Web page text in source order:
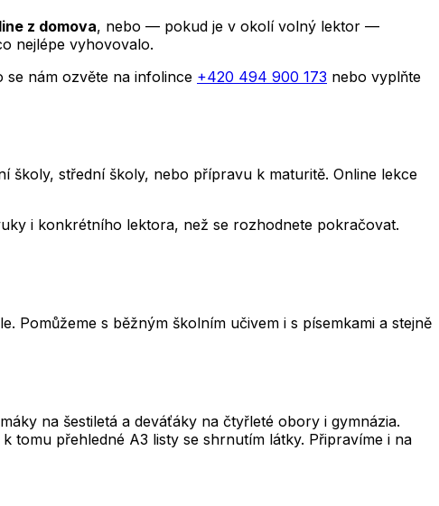
z domova, nebo — pokud je v okolí volný lektor —
nejlépe vyhovovalo.
se nám ozvěte na infolince +420 494 900 173 nebo vyplňte
školy, střední školy, nebo přípravu k maturitě. Online lekce
i konkrétního lektora, než se rozhodnete pokračovat.
Pomůžeme s běžným školním učivem i s písemkami a stejně
na šestiletá a deváťáky na čtyřleté obory i gymnázia.
tomu přehledné A3 listy se shrnutím látky. Připravíme i na